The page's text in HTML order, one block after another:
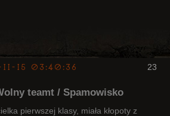
23
15 03:40:36
teamt / Spamowisko
pierwszej klasy, miała kłopoty z